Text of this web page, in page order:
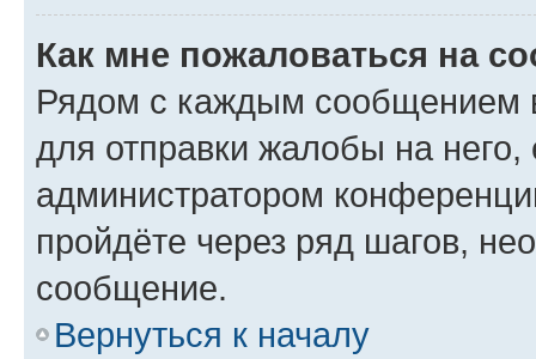
Как мне пожаловаться на
Рядом с каждым сообщением
для отправки жалобы на
администратором
пройдёте через ряд шагов,
сообщение.
Вернуться к началу